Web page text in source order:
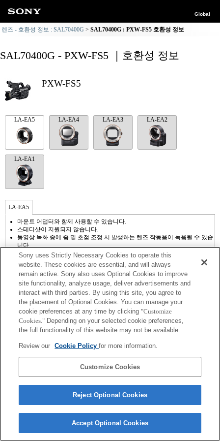
Global
렌즈 - 호환성 정보 : SAL70400G SAL70400G : PXW-FS5 호환성 정보
SAL70400G - PXW-FS5 ｜호환성 정보
PXW-FS5
LA-EA5 LA-EA4 LA-EA3 LA-EA2
LA-EA1
LA-EA5
마운트 어댑터와 함께 사용할 수 있습니다.
스테디샷이 지원되지 않습니다.
동영상 녹화 중에 줌 및 초점 조정 시 발생하는 렌즈 작동음이 녹음될 수 있습
니다.
자동 조리개 조절은 동영상 모드에서 사용할 수 없습니다.
촬영하는 동안 조리개를 조절하면 작동음이 발생하거나 작동 중에 화면이 밝
아질 수 있습니다.
Terms of Use Contact Us
Sony uses Strictly Necessary Cookies to operate this
website. These cookies are essential, and will always
remain active. Sony also uses Optional Cookies to improve
site functionality, analyze usage, deliver advertisements and
interact with third parties. By using this site, you agree to
the placement of Optional Cookies. You can manage your
cookie preferences at any time by clicking "Customize
Cookies." Depending on your selected cookie preferences,
the full functionality of this website may not be available.
Review our Cookie Policyfor more information.
Customize Cookies
Reject Optional Cookies
Accept Optional Cookies